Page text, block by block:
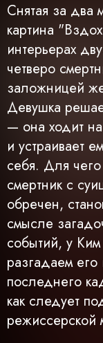
Cнятая за
картина
интерьерах
четверо
заложницей
Девушка
— она ходит
и устраивает
себя. Для
смертник с
обречен,
смысле
событий, у
разгадаем
последнего
как следует
режиссерской